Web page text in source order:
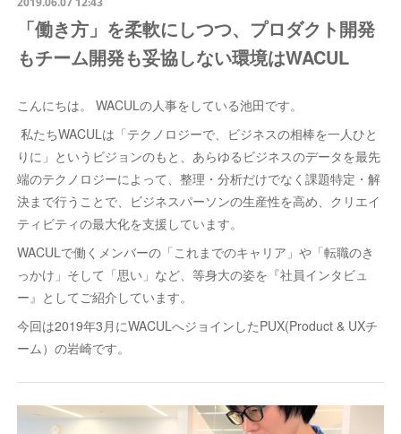
「働き方」を柔軟にしつつ、プロダクト開発
もチーム開発も妥協しない環境はWACUL
こんにちは。 WACULの人事をしている池田です。
私たちWACULは「テクノロジーで、ビジネスの相棒を一人ひと
りに」というビジョンのもと、あらゆるビジネスのデータを最先
端のテクノロジーによって、整理・分析だけでなく課題特定・解
決まで行うことで、ビジネスパーソンの生産性を高め、クリエイ
ティビティの最大化を支援しています。
WACULで働くメンバーの「これまでのキャリア」や「転職のき
っかけ」そして「思い」など、等身大の姿を『社員インタビュ
ー』としてご紹介しています。
今回は2019年3月にWACULへジョインしたPUX(Product & UXチ
ーム）の岩崎です。